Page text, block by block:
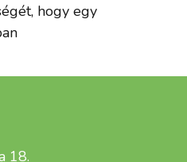
hogy egy
18.